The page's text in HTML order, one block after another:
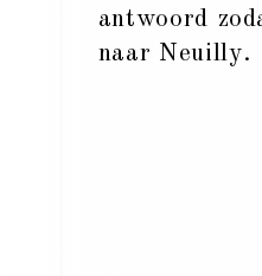
antwoord
naar Neuilly.